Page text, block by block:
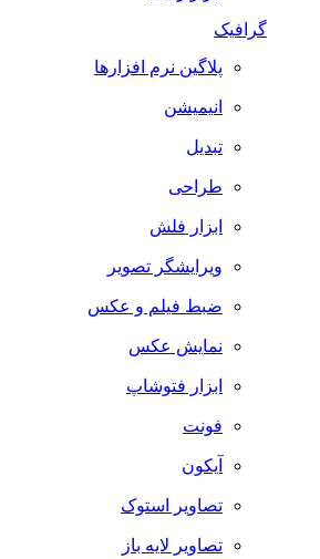
گرافیک
پلاگین نرم افزارها
انیمیشن
تبدیل
طراحی
ابزار فلش
ویرایشگر تصویر
ضبط فيلم و عكس
نمایش عکس
ابزار فتوشاپ
فونت
آیکون
تصاویر استوک
تصاویر لایه باز